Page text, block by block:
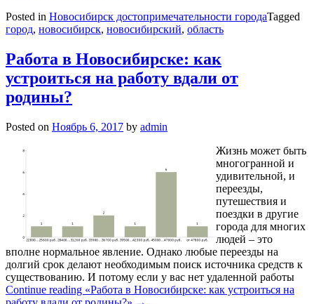
Posted in Новосибирск достопримечательности городаTagged
город, новосибирск, новосибирский, область
Работа в Новосибирске: как
устроиться на работу вдали от
родины?
Posted on Ноябрь 6, 2017 by admin
Жизнь может быть
многогранной и
удивительной, и
переезды,
путешествия и
поездки в другие
города для многих
людей – это
вполне нормальное явление. Однако любые переезды на
долгий срок делают необходимым поиск источника средств к
существованию. И потому если у вас нет удаленной работы
Continue reading «Работа в Новосибирске: как устроиться на